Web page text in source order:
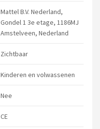
Mattel B.V. Nederland,
Gondel 1 3e etage, 1186MJ
Amstelveen, Nederland
Zichtbaar
Kinderen en volwassenen
Nee
CE